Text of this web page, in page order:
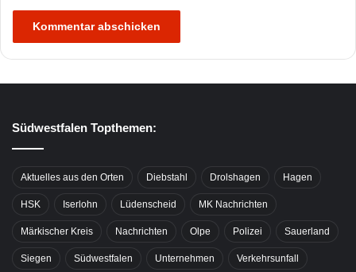
Südwestfalen Topthemen:
Aktuelles aus den Orten Diebstahl Drolshagen Hagen
HSK Iserlohn Lüdenscheid MK Nachrichten
Märkischer Kreis Nachrichten Olpe Polizei Sauerland
Siegen Südwestfalen Unternehmen Verkehrsunfall